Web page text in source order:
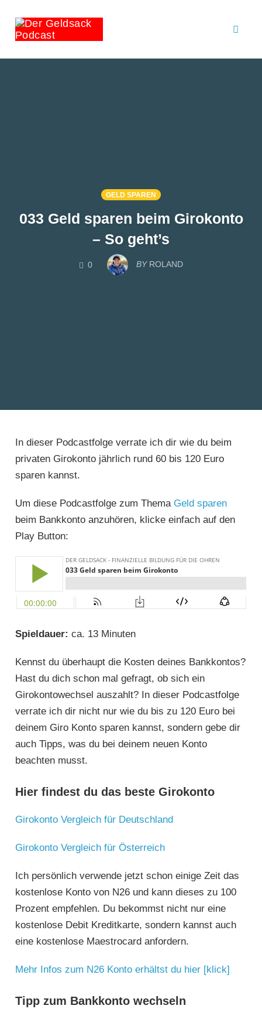
GELD SPAREN
033 Geld sparen beim Girokonto
– So geht’s
0
COMMENTS
BY ROLAND
In dieser Podcastfolge verrate ich dir wie du beim
privaten Girokonto jährlich rund 60 bis 120 Euro
sparen kannst.
Um diese Podcastfolge zum Thema Geld sparen
beim Bankkonto anzuhören, klicke einfach auf den
Play Button:
Spieldauer: ca. 13 Minuten
Kennst du überhaupt die Kosten deines Bankkontos?
Hast du dich schon mal gefragt, ob sich ein
Girokontowechsel auszahlt? In dieser Podcastfolge
verrate ich dir nicht nur wie du bis zu 120 Euro bei
deinem Giro Konto sparen kannst, sondern gebe dir
auch Tipps, was du bei deinem neuen Konto
beachten musst.
Hier findest du das beste Girokonto
Girokonto Vergleich für Deutschland
Girokonto Vergleich für Österreich
Ich persönlich verwende jetzt schon einige Zeit das
kostenlose Konto von N26 und kann dieses zu 100
Prozent empfehlen. Du bekommst nicht nur eine
kostenlose Debit Kreditkarte, sondern kannst auch
eine kostenlose Maestrocard anfordern.
Mehr Infos zum N26 Konto erhältst du hier [klick]
Tipp zum Bankkonto wechseln